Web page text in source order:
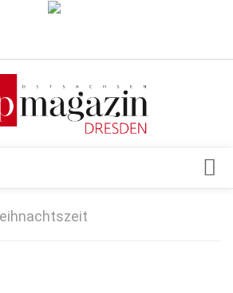
Dresden / Ostsachsen